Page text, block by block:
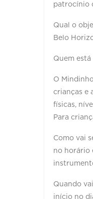
patrocínio
Qual o
Belo
Quem
O
crianças e
físicas,
Para
Como vai
no horário
Quando
início no